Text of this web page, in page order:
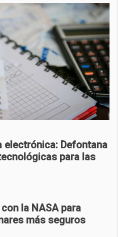
electrónica: Defontana
para las
la NASA para
más seguros